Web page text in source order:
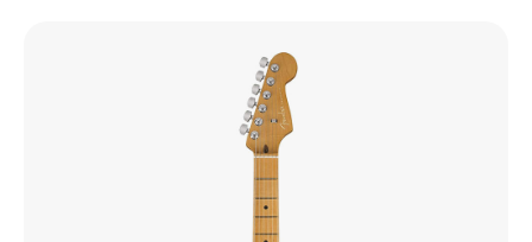
+7 (925) 879-85-35
Санкт-Петербург
+7 (999) 213-51-93